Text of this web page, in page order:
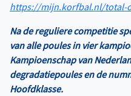
https://mijn.korfbal.nl/total-
Na de reguliere competitie
van alle poules in vier
Kampioenschap van
degradatiepoules en de
Hoofdklasse.